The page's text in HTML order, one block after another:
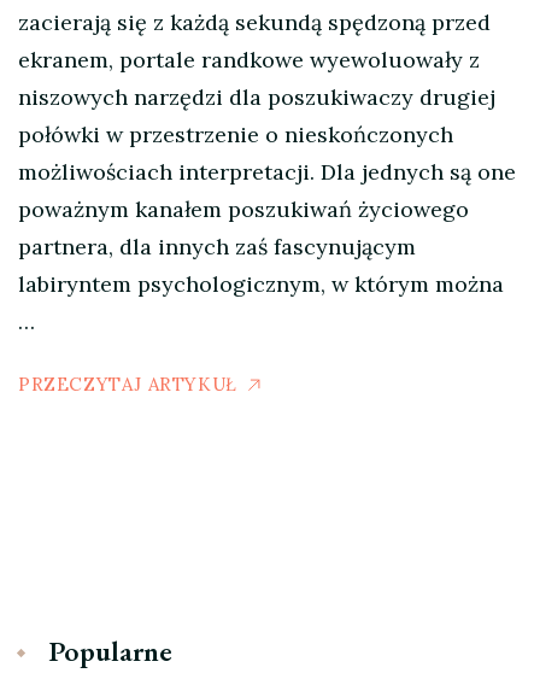
zacierają się z każdą sekundą spędzoną przed
ekranem, portale randkowe wyewoluowały z
niszowych narzędzi dla poszukiwaczy drugiej
połówki w przestrzenie o nieskończonych
możliwościach interpretacji. Dla jednych są one
poważnym kanałem poszukiwań życiowego
partnera, dla innych zaś fascynującym
labiryntem psychologicznym, w którym można
…
PRZECZYTAJ ARTYKUŁ
Popularne